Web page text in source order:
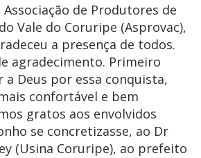
de Produtores de
Vale do Coruripe (Asprovac),
a presença de todos.
agradecimento. Primeiro
a Deus por essa conquista,
confortável e bem
gratos aos envolvidos
se concretizasse, ao Dr
(Usina Coruripe), ao prefeito